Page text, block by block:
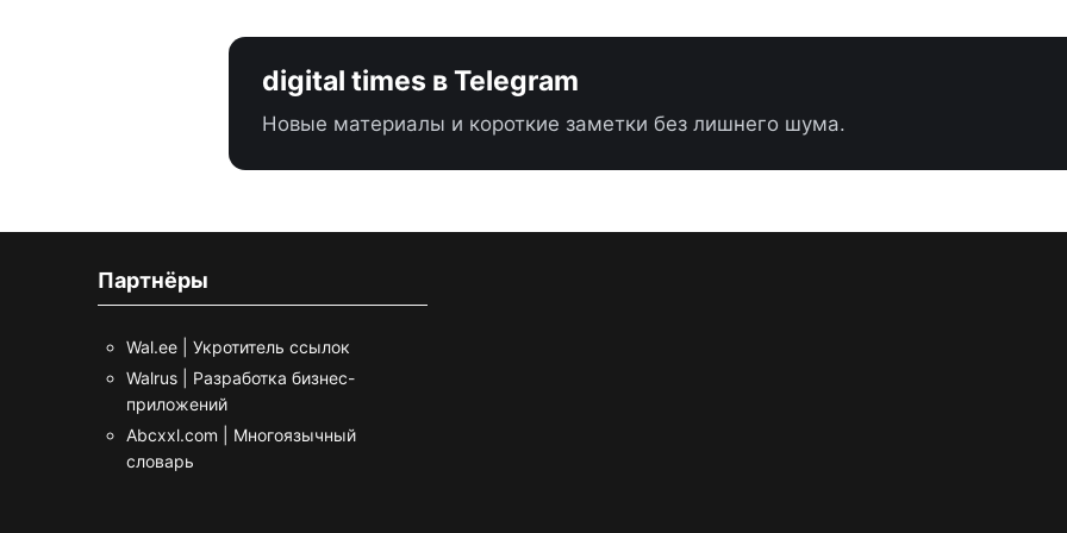
digital times в Telegram
Новые материалы и короткие заметки без лишнего шума.
Партнёры
Wal.ee | Укротитель ссылок
Walrus | Разработка бизнес-
приложений
Abcxxl.com | Многоязычный
словарь